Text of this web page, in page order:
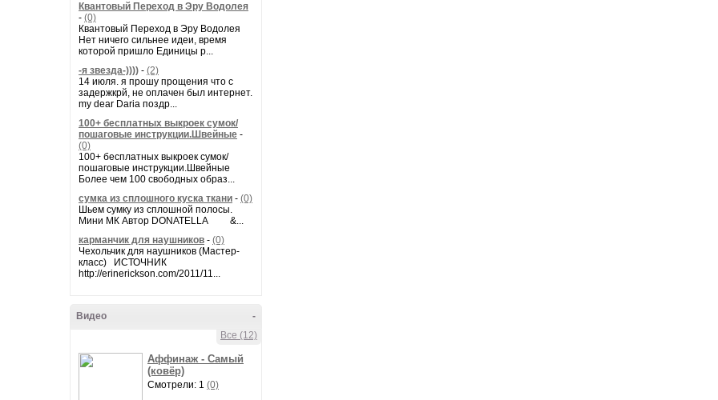
Квантовый Переход в Эру Водолея
- (0)
Квантовый Переход в Эру Водолея
Нет ничего сильнее идеи, время
которой пришло Единицы р...
-я звезда-)))) - (2)
14 июля. я прошу прощения что с
задержкрй, не оплачен был интернет.
my dear Daria поздр...
100+ бесплатных выкроек сумок/
пошаговые инструкции.Швейные -
(0)
100+ бесплатных выкроек сумок/
пошаговые инструкции.Швейные
Более чем 100 свободных образ...
сумка из сплошного куска ткани - (0)
Шьем сумку из сплошной полосы.
Мини МК Автор DONATELLA &...
карманчик для наушников - (0)
Чехольчик для наушников (Мастер-
класс) ИСТОЧНИК
http://erinerickson.com/2011/11...
-
Видео
Все (12)
Аффинаж - Самый
(ковёр)
Смотрели: 1 (0)